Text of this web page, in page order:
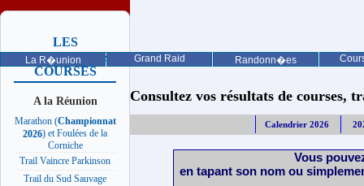
La R�union Grand Raid Randonn�es
LES
PROCHAINES
COURSES
A la Réunion
Marathon (Championnat
2026) et Foulées de la
Corniche
Trail Vaincre Parkinson
Trail du Sud Sauvage
Consultez vos résultats de courses,
Calendrier 2026
Vous
en tapant son nom ou